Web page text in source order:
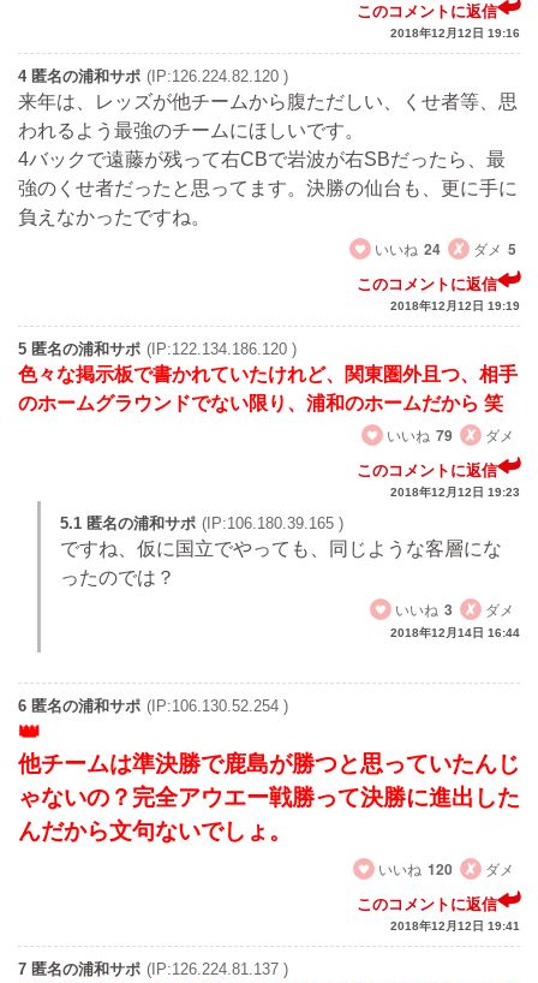
このコメントに返信
2018年12月12日 19:16
4 匿名の浦和サポ (IP:126.224.82.120 )
来年は、レッズが他チームから腹ただしい、くせ者等、思
われるよう最強のチームにほしいです。
4バックで遠藤が残って右CBで岩波が右SBだったら、最
強のくせ者だったと思ってます。決勝の仙台も、更に手に
負えなかったですね。
いいね 24 ダメ 5
このコメントに返信
2018年12月12日 19:19
5 匿名の浦和サポ (IP:122.134.186.120 )
色々な掲示板で書かれていたけれど、関東圏外且つ、相手
のホームグラウンドでない限り、浦和のホームだから 笑
いいね 79 ダメ
このコメントに返信
2018年12月12日 19:23
5.1 匿名の浦和サポ (IP:106.180.39.165 )
ですね、仮に国立でやっても、同じような客層にな
ったのでは？
いいね 3 ダメ
2018年12月14日 16:44
6 匿名の浦和サポ (IP:106.130.52.254 )
他チームは準決勝で鹿島が勝つと思っていたんじ
ゃないの？完全アウエー戦勝って決勝に進出した
んだから文句ないでしょ。
いいね 120 ダメ
このコメントに返信
2018年12月12日 19:41
7 匿名の浦和サポ (IP:126.224.81.137 )